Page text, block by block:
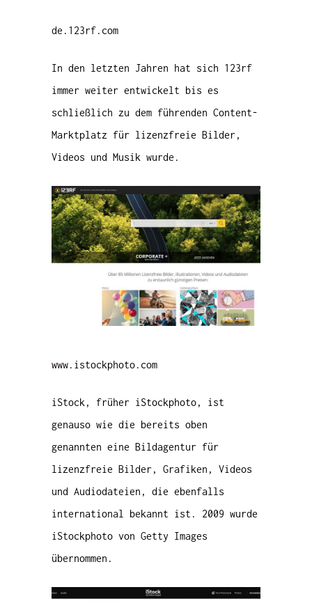
de.123rf.com
In den letzten Jahren hat sich 123rf
immer weiter entwickelt bis es
schließlich zu dem führenden Content-
Marktplatz für lizenzfreie Bilder,
Videos und Musik wurde.
www.istockphoto.com
iStock, früher iStockphoto, ist
genauso wie die bereits oben
genannten eine Bildagentur für
lizenzfreie Bilder, Grafiken, Videos
und Audiodateien, die ebenfalls
international bekannt ist. 2009 wurde
iStockphoto von Getty Images
übernommen.